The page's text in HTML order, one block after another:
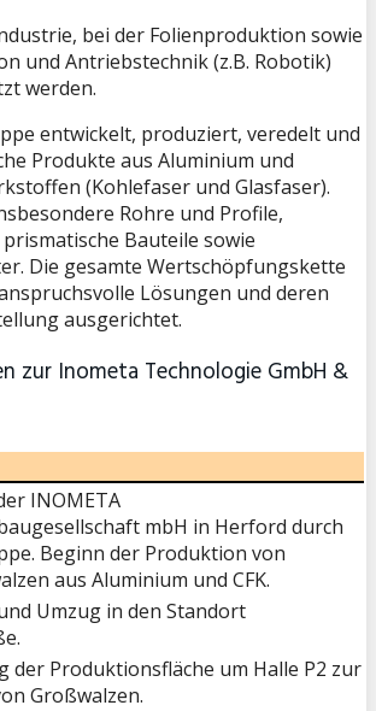
bei der Folienproduktion sowie
und Antriebstechnik (z.B. Robotik)
werden.
entwickelt, produziert, veredelt und
Produkte aus Aluminium und
(Kohlefaser und Glasfaser).
Rohre und Profile,
Bauteile sowie
Die gesamte Wertschöpfungskette
Lösungen und deren
ausgerichtet.
zur Inometa Technologie GmbH &
INOMETA
mbH in Herford durch
Beginn der Produktion von
aus Aluminium und CFK.
Umzug in den Standort
der Produktionsfläche um Halle P2 zur
Großwalzen.